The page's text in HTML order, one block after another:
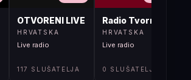
OTVORENI LIVE
HRVATSKA
Live radio
117 SLUŠATELJA
Radio Tvornica
HRVATSKA
Live radio
0 SLUŠATELJA